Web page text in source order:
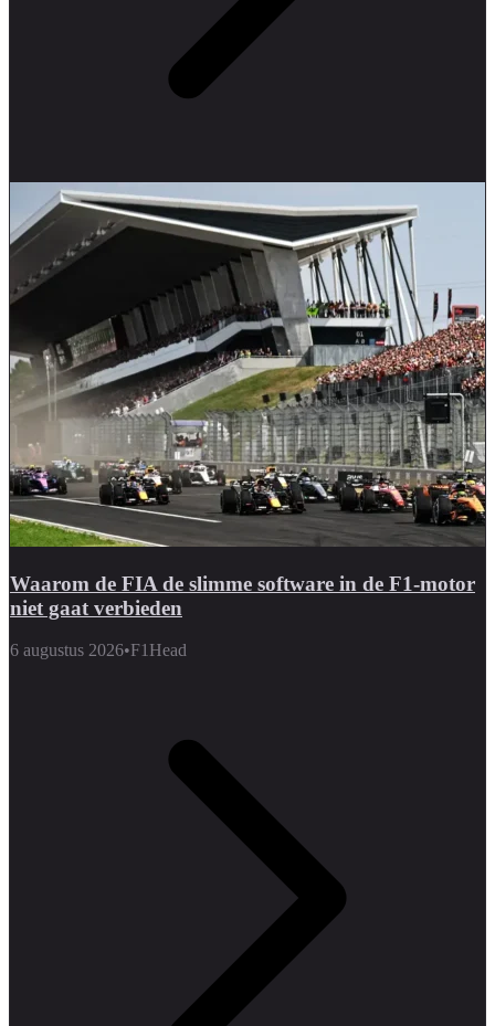
Waarom de FIA de slimme software in de F1-motor
niet gaat verbieden
6 augustus 2026•F1Head